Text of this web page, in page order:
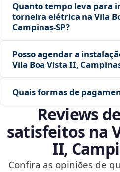
Quanto tempo leva para
torneira elétrica na Vila
Campinas‑SP?
Posso agendar a
Vila Boa Vista II,
Quais formas de
Reviews
satisfeitos na
II,
Confira as opiniões de